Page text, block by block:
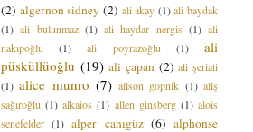
(2) algernon sidney (2) ali akay (1) ali baydak
(1) ali bulunmaz (1) ali haydar nergis (1) ali
nakıpoğlu
(1) ali poyrazoğlu (1)
ali
püsküllüoğlu (19) ali çapan (2) ali şeriati
(1) alice munro (7) alison gopnik (1) aliş
sağıroğlu (1) alkaios (1) allen ginsberg (1) alois
senefelder (1) alper canıgüz (6) alphonse